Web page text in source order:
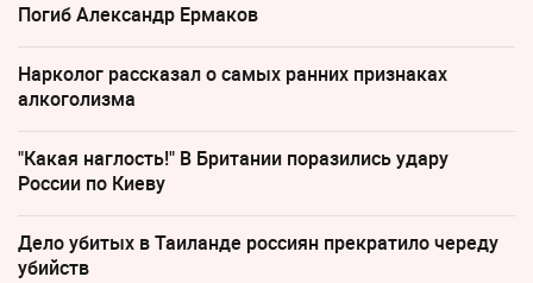
Погиб Александр Ермаков
Нарколог рассказал о самых ранних признаках
алкоголизма
"Какая наглость!" В Британии поразились удару
России по Киеву
Дело убитых в Таиланде россиян прекратило череду
убийств